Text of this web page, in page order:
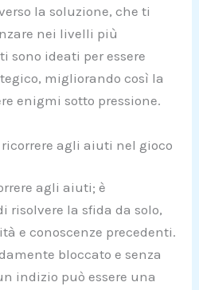
la soluzione, che ti
nei livelli più
sono ideati per essere
migliorando così la
enigmi sotto pressione.
agli aiuti nel gioco
agli aiuti; è
risolvere la sfida da solo,
e conoscenze precedenti.
bloccato e senza
indizio può essere una